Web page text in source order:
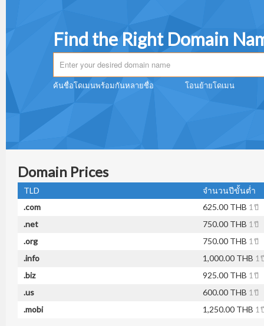
Find the Right Domain
ค้นชื่อโดเมนพร้อมกันหลายชื่อ โอนย้ายโดเมน
Domain Prices
TLD
จำนวนปีขั้นต่ำ
.com
625.00 THB 1 ปี
.net 750.00 THB 1 ปี
.org 750.00 THB 1 ปี
.info 1,000.00 THB 1
.biz 925.00 THB 1 ปี
.us 600.00 THB 1 ปี
.mobi 1,250.00 THB 1